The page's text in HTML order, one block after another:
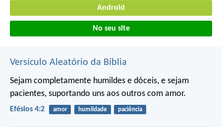
Android
No seu site
Versículo Aleatório da Bíblia
Sejam completamente humildes e dóceis, e sejam
pacientes, suportando uns aos outros com amor.
Efésios 4:2 amor humildade paciência